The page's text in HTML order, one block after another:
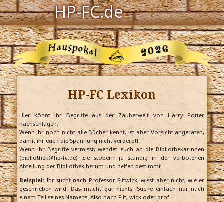
HP-FC.de
Navigation
Harry Potter
Der HP-FC
Hogwarts
Zauberwelt
Willkommen
Jetzt Fanclub-Mitglied werden!
HP-FC Lexikon
Hier könnt ihr Begriffe aus der Zauberwelt von Harry Potter
nachschlagen.
Wenn ihr noch nicht alle Bücher kennt, ist aber Vorsicht angeraten,
damit ihr euch die Spannung nicht verderbt!
Wenn ihr Begriffe vermisst, wendet euch an die Bibliothekarinnen
(bibliothek@hp-fc.de). Sie stöbern ja ständig in der verbotenen
Abteilung der Bibliothek herum und helfen bestimmt.
Beispiel:Ihr sucht nach Professor Flitwick, wisst aber nicht, wie er
geschrieben wird. Das macht gar nichts: Suche einfach nur nach
einem Teil seines Namens. Also nach Flit, wick oder prof …